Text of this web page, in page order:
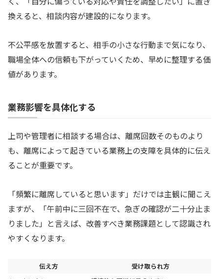
換えると、相談内容が建設的になります。
不公平感を放置すると、相手の小さな行動まで気になり、
職場全体への信頼も下がっていくため、早めに整理する価
値があります。
業務影響を具体化する
上司や管理者に相談する場合は、離席回数そのものより
も、離席によって起きている業務上の支障を具体的に伝え
ることが重要です。
「頻繁に離席していると思います」だけでは主観に聞こえ
ますが、「午前中に三回不在で、急ぎの確認が二十分止ま
りました」と言えば、改善すべき業務課題として認識され
やすくなります。
伝え方
受け取られ方